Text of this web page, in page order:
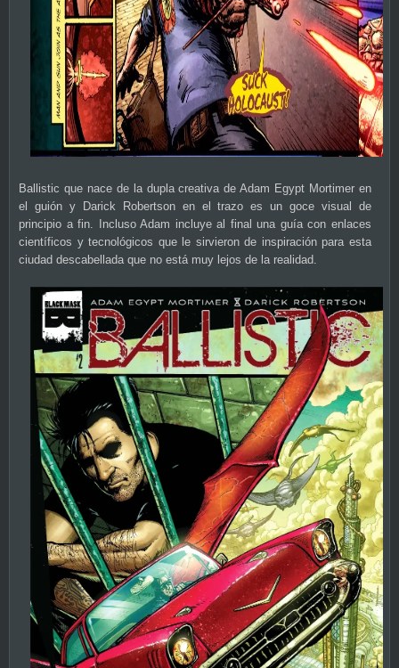
Ballistic que nace de la dupla creativa de Adam Egypt Mortimer en
el guión y Darick Robertson en el trazo es un goce visual de
principio a fin. Incluso Adam incluye al final una guía con enlaces
científicos y tecnológicos que le sirvieron de inspiración para esta
ciudad descabellada que no está muy lejos de la realidad.